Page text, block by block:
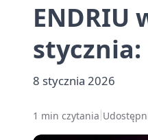
ENDRIU
8 stycznia 2026
1 min czytania